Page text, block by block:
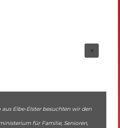
Elbe-Elster besuchten wir den
für Familie, Senioren,